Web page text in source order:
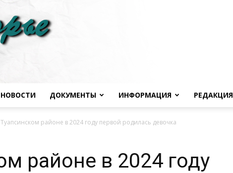
НОВОСТИ ДОКУМЕНТЫ ИНФОРМАЦИЯ РЕДАКЦИЯ
районе в 2024 году первой родилась девочка
районе в 2024 году